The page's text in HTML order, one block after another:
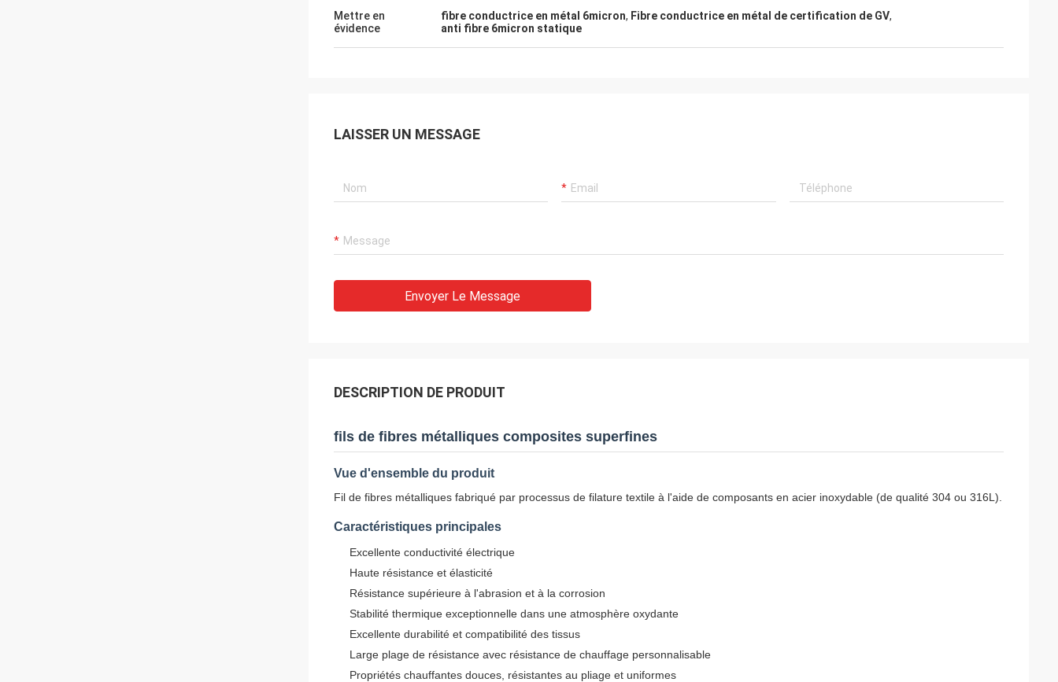
Mettre en
évidence
fibre conductrice en métal 6micron, Fibre conductrice en métal de certification de GV,
anti fibre 6micron statique
LAISSER UN MESSAGE
Envoyer Le Message
DESCRIPTION DE PRODUIT
fils de fibres métalliques composites superfines
Vue d'ensemble du produit
Fil de fibres métalliques fabriqué par processus de filature textile à l'aide de composants en acier inoxydable (de qualité 304 ou 316L).
Caractéristiques principales
Excellente conductivité électrique
Haute résistance et élasticité
Résistance supérieure à l'abrasion et à la corrosion
Stabilité thermique exceptionnelle dans une atmosphère oxydante
Excellente durabilité et compatibilité des tissus
Large plage de résistance avec résistance de chauffage personnalisable
Propriétés chauffantes douces, résistantes au pliage et uniformes